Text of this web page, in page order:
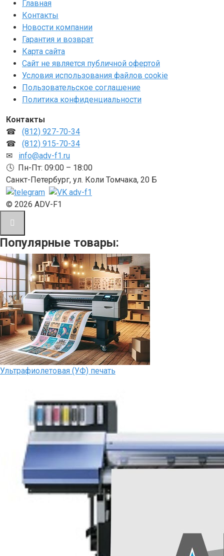
Главная
Контакты
Новости компании
Гарантия и возврат
Карта сайта
Сайт не является публичной офертой
Условия использования файлов cookie
Пользовательское соглашение
Политика конфиденциальности
Контакты
☎ (812) 927-70-34
☎ (812) 915-70-34
✉ info@adv-f1.ru
🕓 Пн-Пт: 09:00 – 18:00
Санкт-Петербург, ул. Коли Томчака, 20 Б
© 2026 ADV-F1
Популярные товары:
Ультрафиолетовая (УФ) печать